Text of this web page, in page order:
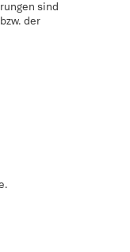
sind
der